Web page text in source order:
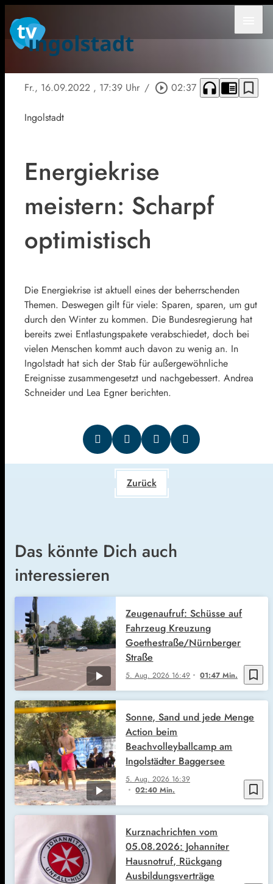
Fr., 16.09.2022 , 17:39 Uhr / play_circle_outline 02:37 headphones chrome_reader_mode bookmark_border
Ingolstadt
Energiekrise
meistern: Scharpf
optimistisch
Die Energiekrise ist aktuell eines der beherrschenden
Themen. Deswegen gilt für viele: Sparen, sparen, um gut
durch den Winter zu kommen. Die Bundesregierung hat
bereits zwei Entlastungspakete verabschiedet, doch bei
vielen Menschen kommt auch davon zu wenig an. In
Ingolstadt hat sich der Stab für außergewöhnliche
Ereignisse zusammengesetzt und nachgebessert. Andrea
Schneider und Lea Egner berichten.
Zurück
Das könnte Dich auch
interessieren
bookmark_border
5. Aug. 2026 16:49 01:47 Min.
Zeugenaufruf: Schüsse auf
Fahrzeug Kreuzung
Goethestraße/Nürnberger
Straße
bookmark_border
5. Aug. 2026 16:39
02:40 Min.
Sonne, Sand und jede Menge
Action beim
Beachvolleyballcamp am
Ingolstädter Baggersee
Kurznachrichten vom
05.08.2026: Johanniter
Hausnotruf, Rückgang
Ausbildungsverträge